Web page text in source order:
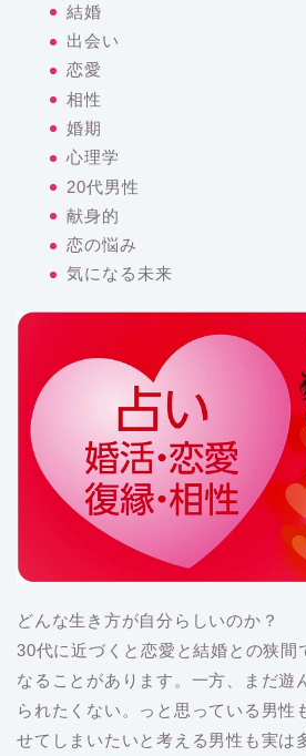
結婚
出会い
恋愛
相性
婚期
心理学
20代男性
献身的
恋の悩み
気になる未来
どんな生き方が自分らしいのか？
30代に近づくと恋愛と結婚との狭間
なることがあります。一方、まだ遊
られたくない。っと思っている男性
せてしまいたいと考える男性も実は